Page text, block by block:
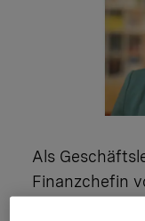
Als
Finanzchefin